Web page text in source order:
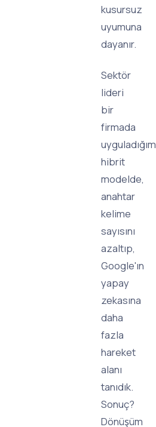
kusursuz
uyumuna
dayanır.
Sektör
lideri
bir
firmada
hibrit
modelde,
anahtar
kelime
sayısını
azaltıp,
Google'ın
yapay
zekasına
daha
fazla
hareket
alanı
tanıdık.
Sonuç?
Dönüşüm